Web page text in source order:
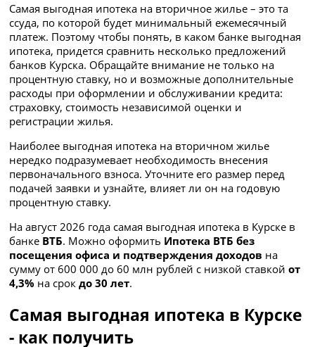
Самая выгодная ипотека на вторичное жилье – это та
ссуда, по которой будет минимальный ежемесячный
платеж. Поэтому чтобы понять, в каком банке выгодная
ипотека, придется сравнить несколько предложений
банков Курска. Обращайте внимание не только на
процентную ставку, но и возможные дополнительные
расходы при оформлении и обслуживании кредита:
страховку, стоимость независимой оценки и
регистрации жилья.
Наиболее выгодная ипотека на вторичном жилье
нередко подразумевает необходимость внесения
первоначального взноса. Уточните его размер перед
подачей заявки и узнайте, влияет ли он на годовую
процентную ставку.
На август 2026 года самая выгодная ипотека в Курске в
банке ВТБ. Можно оформить Ипотека ВТБ без
посещения офиса и подтверждения доходов на
сумму от 600 000 до 60 млн рублей с низкой ставкойот
4,3% на срокдо 30 лет.
Самая выгодная ипотека в Курске
- как получить